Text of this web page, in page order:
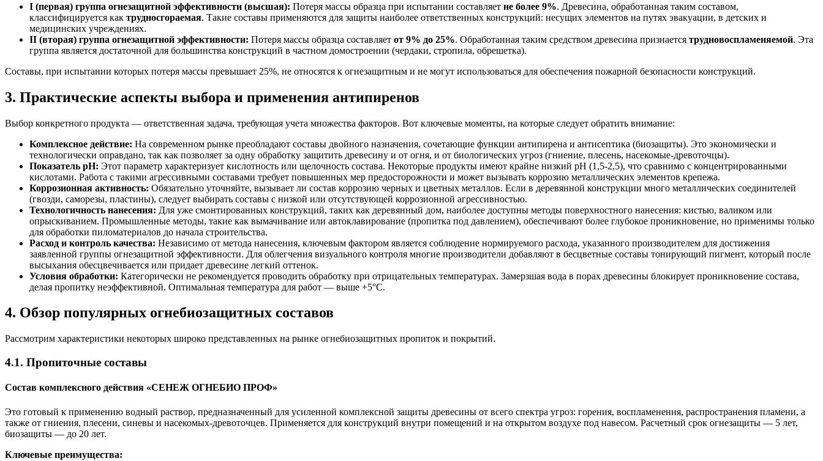
I (первая) группа огнезащитной эффективности (высшая): Потеря массы образца при испытании составляет не более 9%. Древесина, обработанная таким составом,
классифицируется как трудносгораемая. Такие составы применяются для защиты наиболее ответственных конструкций: несущих элементов на путях эвакуации, в детских и
медицинских учреждениях.
II (вторая) группа огнезащитной эффективности: Потеря массы образца составляет от 9% до 25%. Обработанная таким средством древесина признается трудновоспламеняемой. Эта
группа является достаточной для большинства конструкций в частном домостроении (чердаки, стропила, обрешетка).
Составы, при испытании которых потеря массы превышает 25%, не относятся к огнезащитным и не могут использоваться для обеспечения пожарной безопасности конструкций.
3. Практические аспекты выбора и применения антипиренов
Выбор конкретного продукта — ответственная задача, требующая учета множества факторов. Вот ключевые моменты, на которые следует обратить внимание:
Комплексное действие: На современном рынке преобладают составы двойного назначения, сочетающие функции антипирена и антисептика (биозащиты). Это экономически и
технологически оправдано, так как позволяет за одну обработку защитить древесину и от огня, и от биологических угроз (гниение, плесень, насекомые-древоточцы).
Показатель pH: Этот параметр характеризует кислотность или щелочность состава. Некоторые продукты имеют крайне низкий pH (1,5-2,5), что сравнимо с концентрированными
кислотами. Работа с такими агрессивными составами требует повышенных мер предосторожности и может вызывать коррозию металлических элементов крепежа.
Коррозионная активность: Обязательно уточняйте, вызывает ли состав коррозию черных и цветных металлов. Если в деревянной конструкции много металлических соединителей
(гвозди, саморезы, пластины), следует выбирать составы с низкой или отсутствующей коррозионной агрессивностью.
Технологичность нанесения: Для уже смонтированных конструкций, таких как деревянный дом, наиболее доступны методы поверхностного нанесения: кистью, валиком или
опрыскиванием. Промышленные методы, такие как вымачивание или автоклавирование (пропитка под давлением), обеспечивают более глубокое проникновение, но применимы только
для обработки пиломатериалов до начала строительства.
Расход и контроль качества: Независимо от метода нанесения, ключевым фактором является соблюдение нормируемого расхода, указанного производителем для достижения
заявленной группы огнезащитной эффективности. Для облегчения визуального контроля многие производители добавляют в бесцветные составы тонирующий пигмент, который после
высыхания обесцвечивается или придает древесине легкий оттенок.
Условия обработки: Категорически не рекомендуется проводить обработку при отрицательных температурах. Замерзшая вода в порах древесины блокирует проникновение состава,
делая пропитку неэффективной. Оптимальная температура для работ — выше +5°С.
4. Обзор популярных огнебиозащитных составов
Рассмотрим характеристики некоторых широко представленных на рынке огнебиозащитных пропиток и покрытий.
4.1. Пропиточные составы
Состав комплексного действия «СЕНЕЖ ОГНЕБИО ПРОФ»
Это готовый к применению водный раствор, предназначенный для усиленной комплексной защиты древесины от всего спектра угроз: горения, воспламенения, распространения пламени, а
также от гниения, плесени, синевы и насекомых-древоточцев. Применяется для конструкций внутри помещений и на открытом воздухе под навесом. Расчетный срок огнезащиты — 5 лет,
биозащиты — до 20 лет.
Ключевые преимущества: